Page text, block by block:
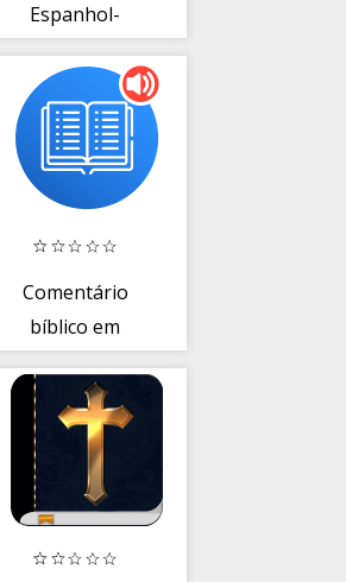
Espanhol-
Comentário
bíblico em